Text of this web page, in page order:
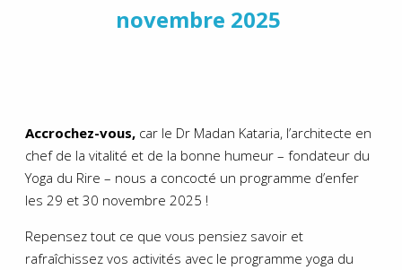
novembre 2025
Accrochez-vous,car le Dr Madan Kataria, l’architecte en
chef de la vitalité et de la bonne humeur – fondateur du
Yoga du Rire – nous a concocté un programme d’enfer
les 29 et 30 novembre 2025 !
Repensez tout ce que vous pensiez savoir et
rafraîchissez vos activités avec le programme yoga du